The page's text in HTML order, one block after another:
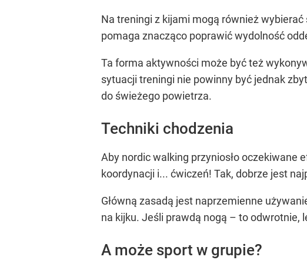
Na treningi z kijami mogą również
pomaga znacząco poprawić wydolność
Ta forma aktywności może być też
sytuacji treningi nie powinny być jednak
do świeżego powietrza.
Techniki chodzenia
Aby nordic walking przyniosło oczekiwane
koordynacji i... ćwiczeń! Tak, dobrze jest
Główną zasadą jest naprzemienne
na kijku. Jeśli prawdą nogą – to odwrotnie,
A może sport w grupie?